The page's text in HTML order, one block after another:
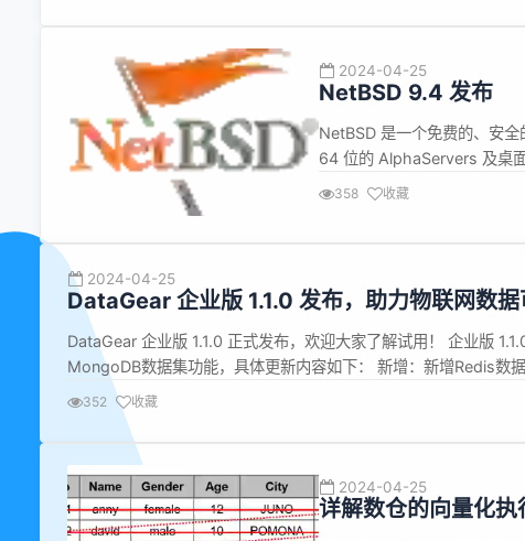
2024-04-25
NetBSD 9.4 发布
NetBSD 是一个免费的、安
64 位的 AlphaServers 及桌
特性，这使得它在业界和学
358 收藏
2024-04-25
DataGear 企业版 1.1.0 发布，助力物联网数
DataGear 企业版 1.1.0 正式发布，欢迎大家了解试用！ 企业版
MongoDB数据集功能，具体更新内容如下： 新增：新增Redis数
持MongoDB数据可视化； 新增：新增MQTT数据集，支持MQTT...
352 收藏
2024-04-25
详解数仓的向量化执